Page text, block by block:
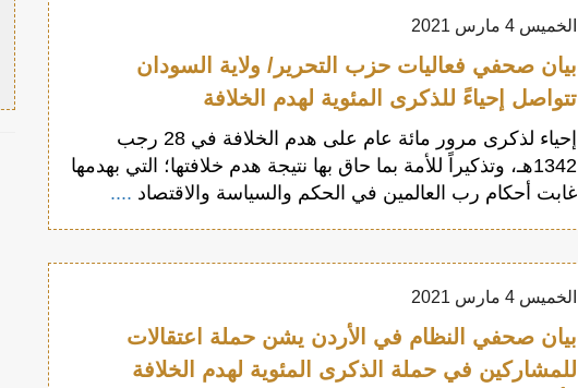
الخميس 4 مارس 2021
بيان صحفي فعاليات حزب التحرير/ ولاية السودان
تتواصل إحياءً للذكرى المئوية لهدم الخلافة
إحياء لذكرى مرور مائة عام على هدم الخلافة في 28 رجب
1342هـ، وتذكيراً للأمة بما حاق بها نتيجة هدم خلافتها؛ التي بهدمها
غابت أحكام رب العالمين في الحكم والسياسة والاقتصاد ....
الخميس 4 مارس 2021
بيان صحفي النظام في الأردن يشن حملة اعتقالات
للمشاركين في حملة الذكرى المئوية لهدم الخلافة